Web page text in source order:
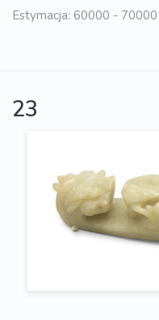
Estymacja: 60000 - 70000
23